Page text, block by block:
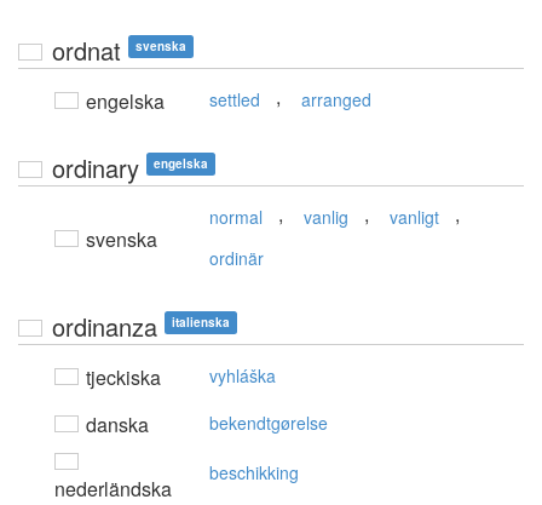
ordnat svenska
engelska settled , arranged
ordinary engelska
svenska
normal , vanlig , vanligt ,
ordinär
ordinanza italienska
tjeckiska vyhláška
danska bekendtgørelse
nederländska
beschikking